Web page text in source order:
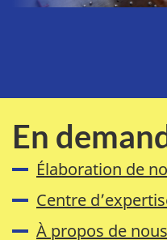
En
Élaboration de
Centre
À propos de nous